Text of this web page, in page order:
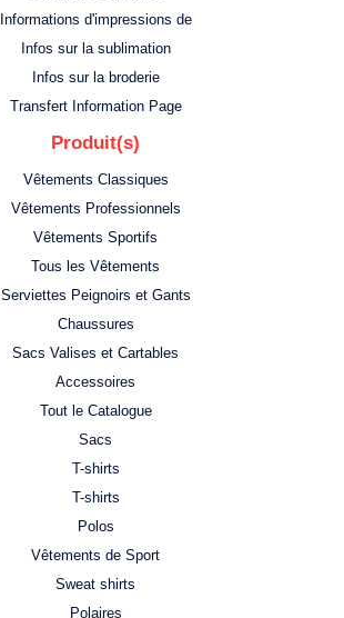
Informations d'impressions de
Infos sur la sublimation
Infos sur la broderie
Transfert Information Page
Produit(s)
Vêtements Classiques
Vêtements Professionnels
Vêtements Sportifs
Tous les Vêtements
Serviettes Peignoirs et Gants
Chaussures
Sacs Valises et Cartables
Accessoires
Tout le Catalogue
Sacs
T-shirts
T-shirts
Polos
Vêtements de Sport
Sweat shirts
Polaires